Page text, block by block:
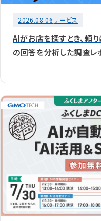
2026.08.06サービス
AIがお店を探すとき、頼
の回答を分析した調査レ